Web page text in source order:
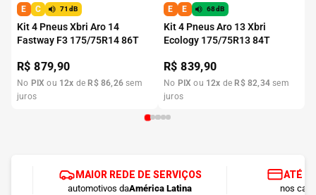
E C 71dB
Kit 4 Pneus Xbri Aro 14
Fastway F3 175/75R14 86T
R$879,90
No PIX ou 12x de R$ 86,26 sem
juros
E E 68dB
Kit 4 Pneus Aro 13 Xbri
Ecology 175/75R13 84T
R$839,90
No PIX ou 12x de R$ 82,34 sem
juros
MAIOR REDE DE SERVIÇOS
automotivos daAmérica Latina
ATÉ
nos